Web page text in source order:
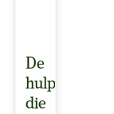
De
hulpkaarten
die